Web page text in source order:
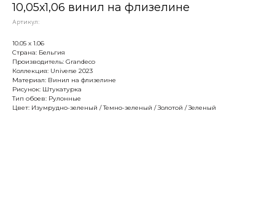
10,05х1,06 винил на флизелине
Артикул:
10.05 х 1.06
Страна: Бельгия
Производитель: Grandeco
Коллекция: Universe 2023
Материал: Винил на флизелине
Рисунок: Штукатурка
Тип обоев: Рулонные
Цвет: Изумрудно-зеленый / Темно-зеленый / Золотой / Зеленый